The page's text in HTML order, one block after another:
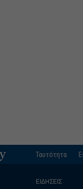
Ταυτότητα
ΕΙΔΗΣΕΙΣ